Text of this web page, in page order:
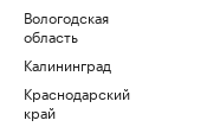
Вологодская
область
Калининград
Краснодарский
край